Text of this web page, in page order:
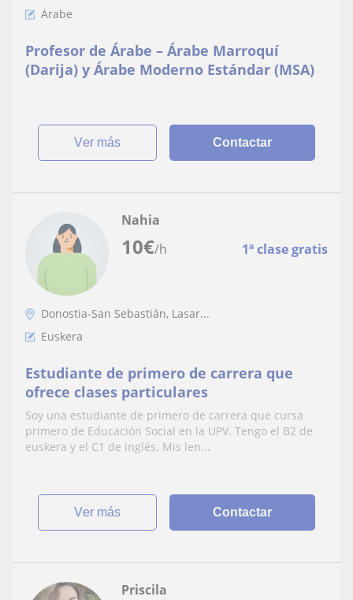
Árabe
Profesor de Árabe – Árabe Marroquí
(Darija) y Árabe Moderno Estándar (MSA)
ver más Contactar
10€/h 1ª clase gratis
Nahia
Donostia-San Sebastián, Lasar...
Euskera
Estudiante de primero de carrera que
ofrece clases particulares
Soy una estudiante de primero de carrera que cursa
primero de Educación Social en la UPV. Tengo el B2 de
euskera y el C1 de inglés. Mis len...
ver más Contactar
Priscila